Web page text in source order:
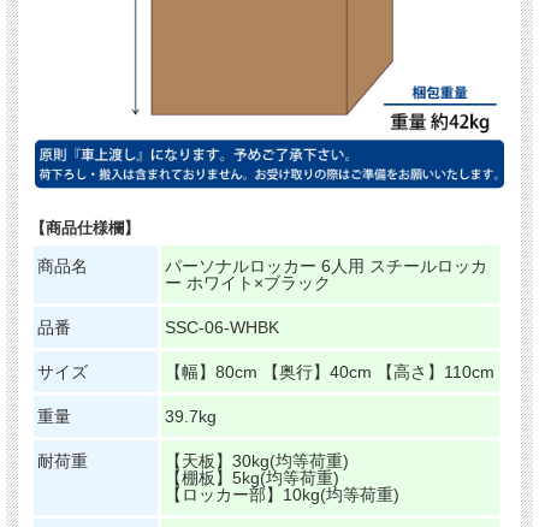
【商品仕様欄】
商品名
パーソナルロッカー 6人用 スチールロッカ
ー ホワイト×ブラック
品番 SSC-06-WHBK
サイズ 【幅】80cm 【奥行】40cm 【高さ】110cm
重量 39.7kg
耐荷重
【天板】30kg(均等荷重)
【棚板】5kg(均等荷重)
【ロッカー部】10kg(均等荷重)